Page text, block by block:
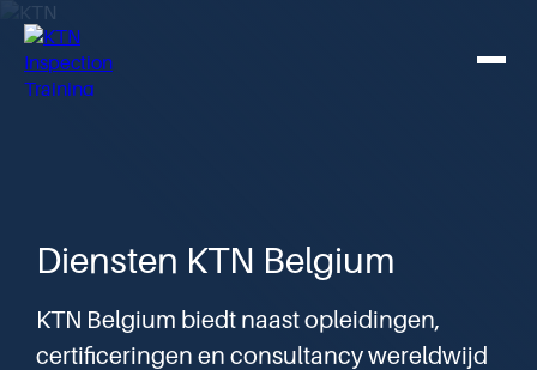
Diensten
KTN
Belgium
naar
hoofdinhoud
naar
hoofdinhoud
naar
hoofdinhoud
Menu
Over
Registreer
Diensten KTN Belgium
KTN Belgium biedt naast opleidingen,
certificeringen en consultancy wereldwijd